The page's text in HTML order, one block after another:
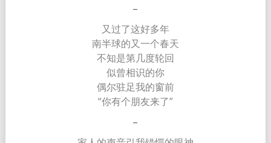
–
又过了这好多年
南半球的又一个春天
不知是第几度轮回
似曾相识的你
偶尔驻足我的窗前
“你有个朋友来了”
–